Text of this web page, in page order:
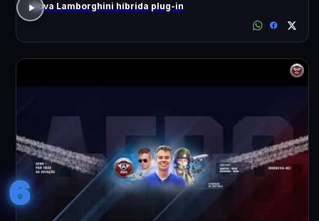
Nova Lamborghini híbrida plug-in
6